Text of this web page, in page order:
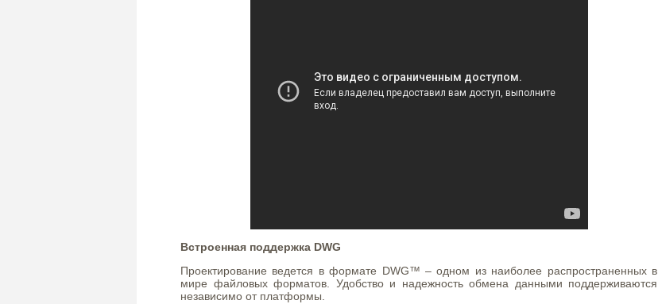
Встроенная поддержка DWG
Проектирование ведется в формате DWG™ – одном из наиболее распространенных в
мире файловых форматов. Удобство и надежность обмена данными поддерживаются
независимо от платформы.